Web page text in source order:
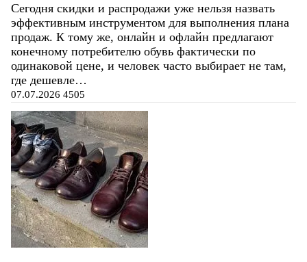
Сегодня скидки и распродажи уже нельзя назвать
эффективным инструментом для выполнения плана
продаж. К тому же, онлайн и офлайн предлагают
конечному потребителю обувь фактически по
одинаковой цене, и человек часто выбирает не там,
где дешевле…
07.07.2026 4505